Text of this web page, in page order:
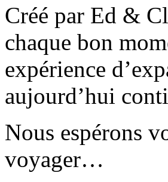
Créé par Ed &
chaque bon
expérience
aujourd’hui
Nous espérons
voyager…